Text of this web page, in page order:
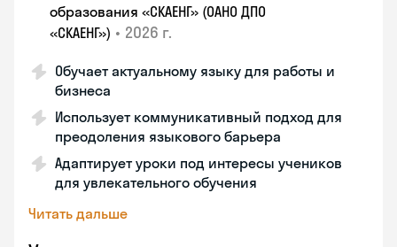
образования «СКАЕНГ» (ОАНО ДПО
«СКАЕНГ») • 2026 г.
Обучает актуальному языку для работы и
бизнеса
Использует коммуникативный подход для
преодоления языкового барьера
Адаптирует уроки под интересы учеников
для увлекательного обучения
Читать дальше